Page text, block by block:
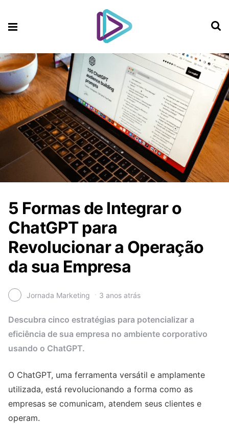
5 Formas de Integrar o
ChatGPT para
Revolucionar a Operação
da sua Empresa
Jornada Marketing 3 anos atrás
Descubra cinco estratégias para potencializar a
eficiência de sua empresa no ambiente corporativo
usando o ChatGPT.
O ChatGPT, uma ferramenta versátil e amplamente
utilizada, está revolucionando a forma como as
empresas se comunicam, atendem seus clientes e
operam.